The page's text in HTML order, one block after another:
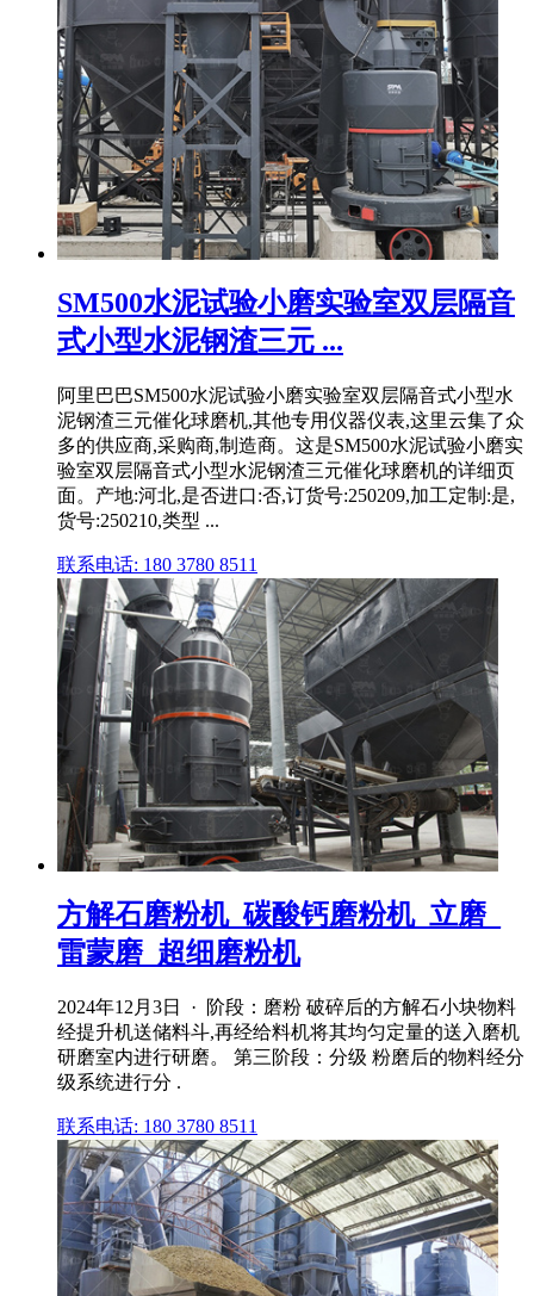
SM500水泥试验小磨实验室双层隔音
式小型水泥钢渣三元 ...
阿里巴巴SM500水泥试验小磨实验室双层隔音式小型水
泥钢渣三元催化球磨机,其他专用仪器仪表,这里云集了众
多的供应商,采购商,制造商。这是SM500水泥试验小磨实
验室双层隔音式小型水泥钢渣三元催化球磨机的详细页
面。产地:河北,是否进口:否,订货号:250209,加工定制:是,
货号:250210,类型 ...
联系电话: 180 3780 8511
方解石磨粉机_碳酸钙磨粉机_立磨_
雷蒙磨_超细磨粉机
2024年12月3日 · 阶段：磨粉 破碎后的方解石小块物料
经提升机送储料斗,再经给料机将其均匀定量的送入磨机
研磨室内进行研磨。 第三阶段：分级 粉磨后的物料经分
级系统进行分 .
联系电话: 180 3780 8511